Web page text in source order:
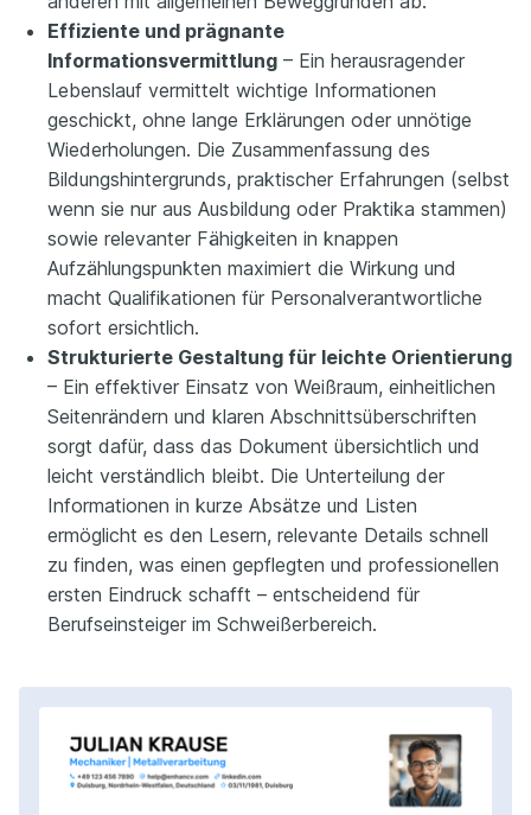
Effiziente und prägnante
Informationsvermittlung – Ein herausragender
Lebenslauf vermittelt wichtige Informationen
geschickt, ohne lange Erklärungen oder unnötige
Wiederholungen. Die Zusammenfassung des
Bildungshintergrunds, praktischer Erfahrungen (selbst
wenn sie nur aus Ausbildung oder Praktika stammen)
sowie relevanter Fähigkeiten in knappen
Aufzählungspunkten maximiert die Wirkung und
macht Qualifikationen für Personalverantwortliche
sofort ersichtlich.
Strukturierte Gestaltung für leichte Orientierung
– Ein effektiver Einsatz von Weißraum, einheitlichen
Seitenrändern und klaren Abschnittsüberschriften
sorgt dafür, dass das Dokument übersichtlich und
leicht verständlich bleibt. Die Unterteilung der
Informationen in kurze Absätze und Listen
ermöglicht es den Lesern, relevante Details schnell
zu finden, was einen gepflegten und professionellen
ersten Eindruck schafft – entscheidend für
Berufseinsteiger im Schweißerbereich.